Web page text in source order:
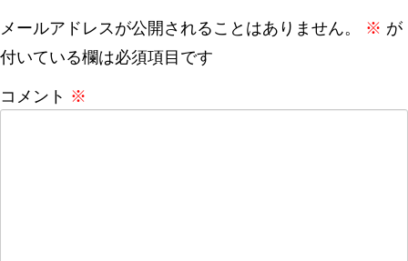
メールアドレスが公開されることはありません。 ※ が
付いている欄は必須項目です
コメント ※